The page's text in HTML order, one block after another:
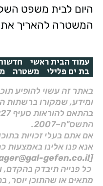
היום לבית משפט
המשטרה להאריך את
עמוד הבית ראשי
בת ים פלילי משטרה
באתר זה עשוי להופיע
ומידע, שמקורו ברשתות
התשס"ח–2007.
אם אתם בעלי זכויות
אנא פנו אלינו באמצעות
[Manager@gal-gefen.co.il]
כל פנייה תיבדק בהקדם,
מתאים או שהתוכן יוסר,